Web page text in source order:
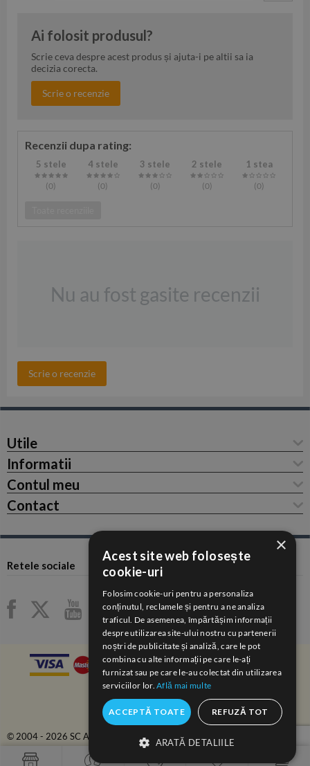
Ai folosit produsul?
Scrie ceva despre acest produs și ajuta-i pe altii sa ia
decizia corecta.
Scrie o recenzie
Recenzii dupa rating:
5 stele
(0)
4 stele
(0)
3 stele
(0)
2 stele
(0)
1 stea
(0)
Nu au fost gasite recenzii
Scrie o recenzie
Utile
Informatii
Contul meu
Contact
Retele sociale
© 2004 - 2026 SC ANAIDA COM-SERV SRL.
×
Acest site web folosește
cookie-uri
Folosim cookie-uri pentru a personaliza
conținutul, reclamele și pentru a ne analiza
traficul. De asemenea, împărtășim informații
despre utilizarea site-ului nostru cu partenerii
noștri de publicitate și analiză, care le pot
combina cu alte informații pe care le-ați
furnizat sau pe care le-au colectat din utilizarea
serviciilor lor.Află mai multe
ACCEPTĂ TOATE REFUZĂ TOT
ARATĂ DETALIILE